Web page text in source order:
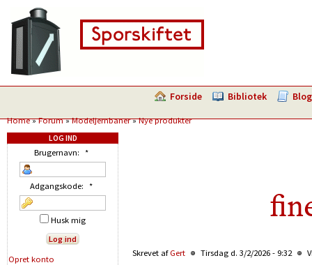
Forside Bibliotek Blog
Home»Forum»Modeljernbaner»Nye produkter
Skrevet af Gert Tirsdag d. 3/2/2026 - 9:32
LOG IND
Brugernavn: *
Adgangskode: *
Husk mig
Opret konto